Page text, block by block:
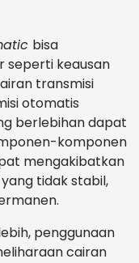
bisa
seperti keausan
transmisi
otomatis
berlebihan dapat
komponen
mengakibatkan
yang tidak stabil,
penggunaan
cairan